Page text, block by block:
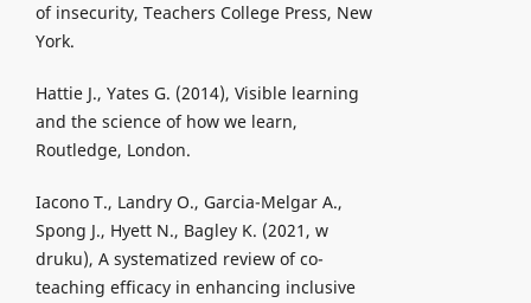
of insecurity, Teachers College Press, New
York.
Hattie J., Yates G. (2014), Visible learning
and the science of how we learn,
Routledge, London.
Iacono T., Landry O., Garcia-Melgar A.,
Spong J., Hyett N., Bagley K. (2021, w
druku), A systematized review of co-
teaching efficacy in enhancing inclusive